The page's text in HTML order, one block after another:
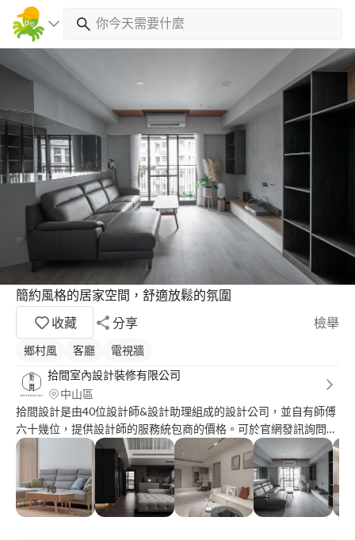
簡約風格的居家空間，舒適放鬆的氛圍
收藏
分享 檢舉
鄉村風 客廳
電視牆
拾間室內設計裝修有限公司
中山區
拾間設計是由40位設計師&設計助理組成的設計公司，並自有師傅
六十幾位，提供設計師的服務統包商的價格。可於官網發訊詢問。
?統包商的價格，設計師的設計服務。 ?免費出圖-2D圖面、3D建
模。 ??‍♂️神速提案-3-5天快速設計提案。 ⛏一般住家45天工作日內
完成施工。 ?與建商配合做樣品屋跟新成屋的設計。 ?自有工班：
水電、泥做、拆除、防水、油漆 ?自有系統櫃工廠，系統櫃設計超
過15年的經驗。 使用台製五金，奧地利blum、德國黑騎士五金、